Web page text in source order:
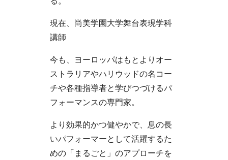
現在、尚美学園大学舞台表現学科
講師
今も、ヨーロッパはもとよりオー
ストラリアやハリウッドの名コー
チや各種指導者と学びつづけるパ
フォーマンスの専門家。
より効果的かつ健やかで、息の長
いパフォーマーとして活躍するた
めの「まるごと」のアプローチを